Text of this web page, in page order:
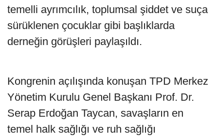
temelli ayrımcılık, toplumsal şiddet ve suça
sürüklenen çocuklar gibi başlıklarda
derneğin görüşleri paylaşıldı.
Kongrenin açılışında konuşan TPD Merkez
Yönetim Kurulu Genel Başkanı Prof. Dr.
Serap Erdoğan Taycan, savaşların en
temel halk sağlığı ve ruh sağlığı